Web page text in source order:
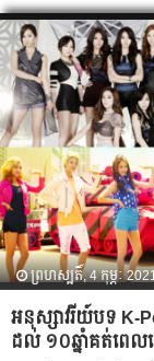
ព្រហស្បតិ៍, 4 កុម្ភៈ
អនុស្សាវរីយ៍បទ K-
ដល់ ១០ឆ្នាំគត់ពេល